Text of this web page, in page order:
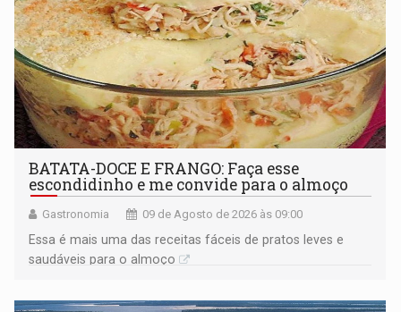
BATATA-DOCE E FRANGO: Faça esse
escondidinho e me convide para o almoço
Gastronomia 09 de Agosto de 2026 às 09:00
Essa é mais uma das receitas fáceis de pratos leves e
saudáveis para o almoço